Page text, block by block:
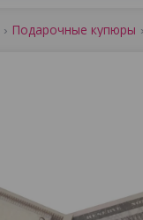
Подарочные купюры